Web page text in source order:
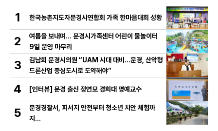
1 한국농촌지도자문경시연합회 가족 한마음대회 성황
2
여름을 보내며… 문경시가족센터 어린이 물놀이터
9일 운영 마무리
3
김남희 문경시의원 “UAM 시대 대비…문경, 산악형
드론산업 중심도시로 도약해야”
4 [인터뷰] 문경 출신 정연모 경희대 명예교수
5
문경경찰서, 피서지 안전부터 청소년 치안 체험까
지…